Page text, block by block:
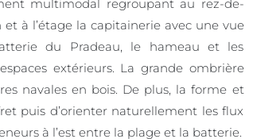
multimodal regroupant au rez-de-
à l’étage la capitainerie avec une vue
du Pradeau, le hameau et les
extérieurs. La grande ombrière
navales en bois. De plus, la forme et
puis d’orienter naturellement les flux
à l’est entre la plage et la batterie.